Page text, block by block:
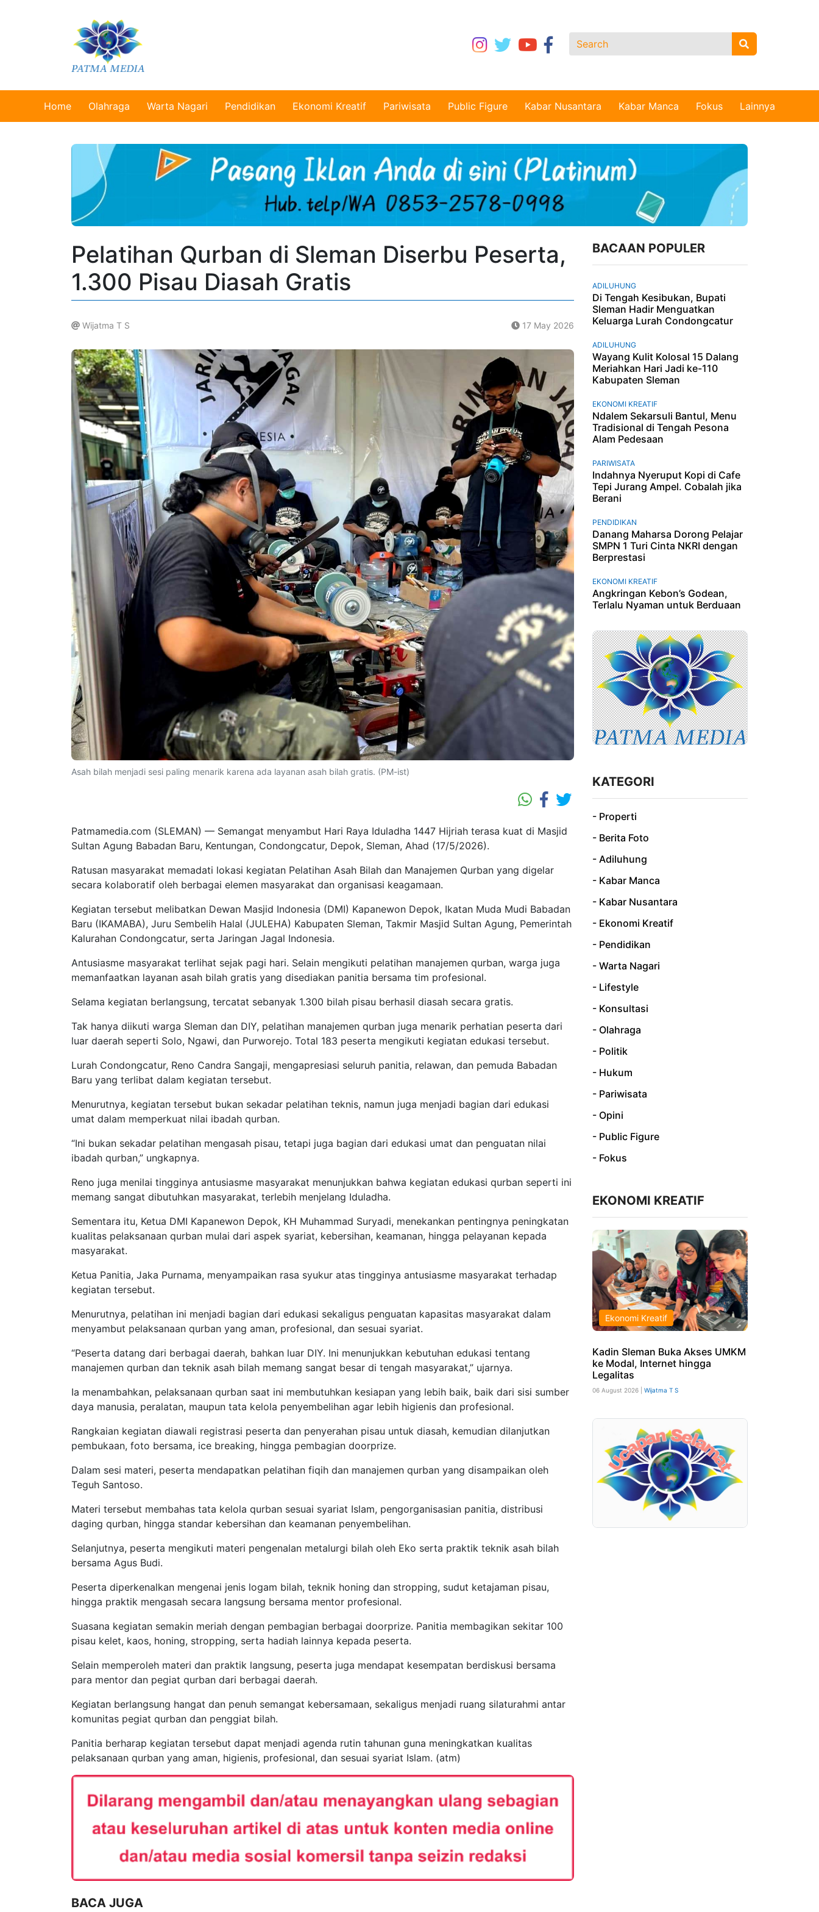
Home Olahraga Warta Nagari Pendidikan Ekonomi Kreatif Pariwisata Public Figure Kabar Nusantara Kabar Manca Fokus Lainnya
Pelatihan Qurban di Sleman Diserbu Peserta,
1.300 Pisau Diasah Gratis
Wijatma T S 17 May 2026
Asah bilah menjadi sesi paling menarik karena ada layanan asah bilah gratis. (PM-ist)
Patmamedia.com (SLEMAN) — Semangat menyambut Hari Raya Iduladha 1447 Hijriah terasa kuat di Masjid
Sultan Agung Babadan Baru, Kentungan, Condongcatur, Depok, Sleman, Ahad (17/5/2026).
Ratusan masyarakat memadati lokasi kegiatan Pelatihan Asah Bilah dan Manajemen Qurban yang digelar
secara kolaboratif oleh berbagai elemen masyarakat dan organisasi keagamaan.
Kegiatan tersebut melibatkan Dewan Masjid Indonesia (DMI) Kapanewon Depok, Ikatan Muda Mudi Babadan
Baru (IKAMABA), Juru Sembelih Halal (JULEHA) Kabupaten Sleman, Takmir Masjid Sultan Agung, Pemerintah
Kalurahan Condongcatur, serta Jaringan Jagal Indonesia.
Antusiasme masyarakat terlihat sejak pagi hari. Selain mengikuti pelatihan manajemen qurban, warga juga
memanfaatkan layanan asah bilah gratis yang disediakan panitia bersama tim profesional.
Selama kegiatan berlangsung, tercatat sebanyak 1.300 bilah pisau berhasil diasah secara gratis.
Tak hanya diikuti warga Sleman dan DIY, pelatihan manajemen qurban juga menarik perhatian peserta dari
luar daerah seperti Solo, Ngawi, dan Purworejo. Total 183 peserta mengikuti kegiatan edukasi tersebut.
Lurah Condongcatur, Reno Candra Sangaji, mengapresiasi seluruh panitia, relawan, dan pemuda Babadan
Baru yang terlibat dalam kegiatan tersebut.
Menurutnya, kegiatan tersebut bukan sekadar pelatihan teknis, namun juga menjadi bagian dari edukasi
umat dalam memperkuat nilai ibadah qurban.
“Ini bukan sekadar pelatihan mengasah pisau, tetapi juga bagian dari edukasi umat dan penguatan nilai
ibadah qurban,” ungkapnya.
Reno juga menilai tingginya antusiasme masyarakat menunjukkan bahwa kegiatan edukasi qurban seperti ini
memang sangat dibutuhkan masyarakat, terlebih menjelang Iduladha.
Sementara itu, Ketua DMI Kapanewon Depok, KH Muhammad Suryadi, menekankan pentingnya peningkatan
kualitas pelaksanaan qurban mulai dari aspek syariat, kebersihan, keamanan, hingga pelayanan kepada
masyarakat.
Ketua Panitia, Jaka Purnama, menyampaikan rasa syukur atas tingginya antusiasme masyarakat terhadap
kegiatan tersebut.
Menurutnya, pelatihan ini menjadi bagian dari edukasi sekaligus penguatan kapasitas masyarakat dalam
menyambut pelaksanaan qurban yang aman, profesional, dan sesuai syariat.
“Peserta datang dari berbagai daerah, bahkan luar DIY. Ini menunjukkan kebutuhan edukasi tentang
manajemen qurban dan teknik asah bilah memang sangat besar di tengah masyarakat,” ujarnya.
Ia menambahkan, pelaksanaan qurban saat ini membutuhkan kesiapan yang lebih baik, baik dari sisi sumber
daya manusia, peralatan, maupun tata kelola penyembelihan agar lebih higienis dan profesional.
Rangkaian kegiatan diawali registrasi peserta dan penyerahan pisau untuk diasah, kemudian dilanjutkan
pembukaan, foto bersama, ice breaking, hingga pembagian doorprize.
Dalam sesi materi, peserta mendapatkan pelatihan fiqih dan manajemen qurban yang disampaikan oleh
Teguh Santoso.
Materi tersebut membahas tata kelola qurban sesuai syariat Islam, pengorganisasian panitia, distribusi
daging qurban, hingga standar kebersihan dan keamanan penyembelihan.
Selanjutnya, peserta mengikuti materi pengenalan metalurgi bilah oleh Eko serta praktik teknik asah bilah
bersama Agus Budi.
Peserta diperkenalkan mengenai jenis logam bilah, teknik honing dan stropping, sudut ketajaman pisau,
hingga praktik mengasah secara langsung bersama mentor profesional.
Suasana kegiatan semakin meriah dengan pembagian berbagai doorprize. Panitia membagikan sekitar 100
pisau kelet, kaos, honing, stropping, serta hadiah lainnya kepada peserta.
Selain memperoleh materi dan praktik langsung, peserta juga mendapat kesempatan berdiskusi bersama
para mentor dan pegiat qurban dari berbagai daerah.
Kegiatan berlangsung hangat dan penuh semangat kebersamaan, sekaligus menjadi ruang silaturahmi antar
komunitas pegiat qurban dan penggiat bilah.
Panitia berharap kegiatan tersebut dapat menjadi agenda rutin tahunan guna meningkatkan kualitas
pelaksanaan qurban yang aman, higienis, profesional, dan sesuai syariat Islam. (atm)
BACA JUGA
BACAAN POPULER
ADILUHUNG
Di Tengah Kesibukan, Bupati
Sleman Hadir Menguatkan
Keluarga Lurah Condongcatur
ADILUHUNG
Wayang Kulit Kolosal 15 Dalang
Meriahkan Hari Jadi ke-110
Kabupaten Sleman
EKONOMI KREATIF
Ndalem Sekarsuli Bantul, Menu
Tradisional di Tengah Pesona
Alam Pedesaan
PARIWISATA
Indahnya Nyeruput Kopi di Cafe
Tepi Jurang Ampel. Cobalah jika
Berani
PENDIDIKAN
Danang Maharsa Dorong Pelajar
SMPN 1 Turi Cinta NKRI dengan
Berprestasi
EKONOMI KREATIF
Angkringan Kebon’s Godean,
Terlalu Nyaman untuk Berduaan
KATEGORI
- Properti
- Berita Foto
- Adiluhung
- Kabar Manca
- Kabar Nusantara
- Ekonomi Kreatif
- Pendidikan
- Warta Nagari
- Lifestyle
- Konsultasi
- Olahraga
- Politik
- Hukum
- Pariwisata
- Opini
- Public Figure
- Fokus
EKONOMI KREATIF
Ekonomi Kreatif
Kadin Sleman Buka Akses UMKM
ke Modal, Internet hingga
Legalitas
06 August 2026 | Wijatma T S